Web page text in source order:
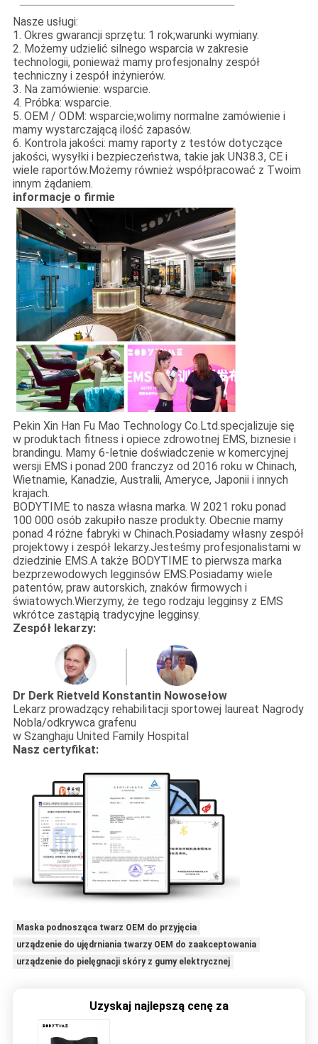
Nasze usługi:
1. Okres gwarancji sprzętu: 1 rok;warunki wymiany.
2. Możemy udzielić silnego wsparcia w zakresie
technologii, ponieważ mamy profesjonalny zespół
techniczny i zespół inżynierów.
3. Na zamówienie: wsparcie.
4. Próbka: wsparcie.
5. OEM / ODM: wsparcie;wolimy normalne zamówienie i
mamy wystarczającą ilość zapasów.
6. Kontrola jakości: mamy raporty z testów dotyczące
jakości, wysyłki i bezpieczeństwa, takie jak UN38.3, CE i
wiele raportów.Możemy również współpracować z Twoim
innym żądaniem.
informacje o firmie
Pekin Xin Han Fu Mao Technology Co.Ltd.specjalizuje się
w produktach fitness i opiece zdrowotnej EMS, biznesie i
brandingu. Mamy 6-letnie doświadczenie w komercyjnej
wersji EMS i ponad 200 franczyz od 2016 roku w Chinach,
Wietnamie, Kanadzie, Australii, Ameryce, Japonii i innych
krajach.
BODYTIME to nasza własna marka. W 2021 roku ponad
100 000 osób zakupiło nasze produkty. Obecnie mamy
ponad 4 różne fabryki w Chinach.Posiadamy własny zespół
projektowy i zespół lekarzy.Jesteśmy profesjonalistami w
dziedzinie EMS.A także BODYTIME to pierwsza marka
bezprzewodowych legginsów EMS.Posiadamy wiele
patentów, praw autorskich, znaków firmowych i
światowych.Wierzymy, że tego rodzaju legginsy z EMS
wkrótce zastąpią tradycyjne legginsy.
Zespół lekarzy:
Dr Derk Rietveld Konstantin Nowosełow
Lekarz prowadzący rehabilitacji sportowej laureat Nagrody
Nobla/odkrywca grafenu
w Szanghaju United Family Hospital
Nasz certyfikat:
Maska podnosząca twarz OEM do przyjęcia
urządzenie do ujędrniania twarzy OEM do zaakceptowania
urządzenie do pielęgnacji skóry z gumy elektrycznej
Uzyskaj najlepszą cenę za